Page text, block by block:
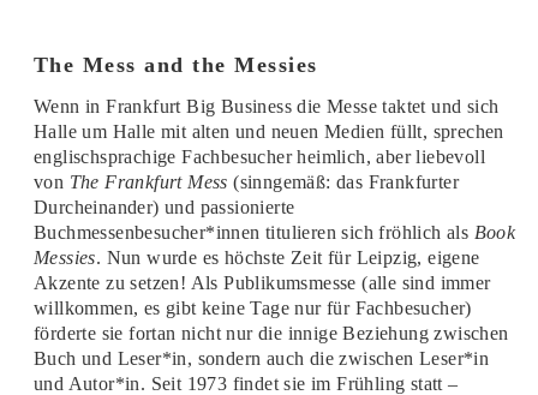
The Mess and the Messies
Wenn in Frankfurt Big Business die Messe taktet und sich
Halle um Halle mit alten und neuen Medien füllt, sprechen
englischsprachige Fachbesucher heimlich, aber liebevoll
von The Frankfurt Mess (sinngemäß: das Frankfurter
Durcheinander) und passionierte
Buchmessenbesucher*innen titulieren sich fröhlich als Book
Messies. Nun wurde es höchste Zeit für Leipzig, eigene
Akzente zu setzen! Als Publikumsmesse (alle sind immer
willkommen, es gibt keine Tage nur für Fachbesucher)
förderte sie fortan nicht nur die innige Beziehung zwischen
Buch und Leser*in, sondern auch die zwischen Leser*in
und Autor*in. Seit 1973 findet sie im Frühling statt –